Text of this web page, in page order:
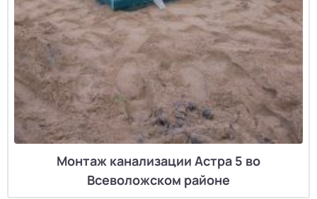
Монтаж канализации Астра 5 во
Всеволожском районе